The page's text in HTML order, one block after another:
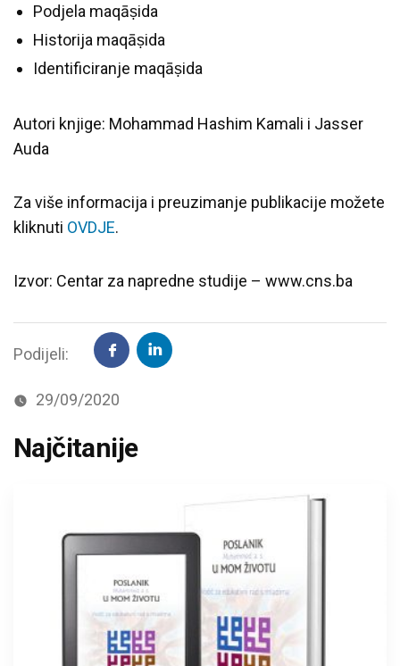
Podjela maqāṣida
Historija maqāṣida
Identificiranje maqāṣida
Autori knjige: Mohammad Hashim Kamali i Jasser
Auda
Za više informacija i preuzimanje publikacije možete
kliknuti OVDJE.
Izvor: Centar za napredne studije – www.cns.ba
Podijeli:
29/09/2020
Najčitanije